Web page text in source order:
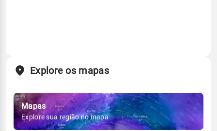
Explore os mapas
Mapas
Explore sua região no mapa